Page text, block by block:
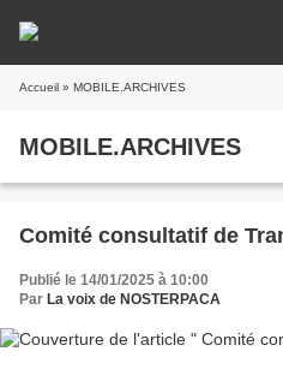
Accueil » MOBILE.ARCHIVES
MOBILE.ARCHIVES
Comité consultatif de
Publié le 14/01/2025 à 10:00
Par La voix de NOSTERPACA